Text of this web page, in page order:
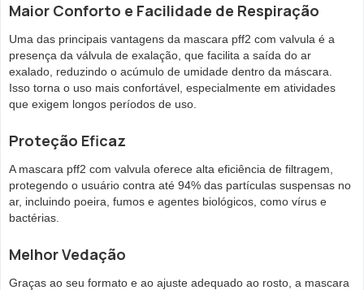
Maior Conforto e Facilidade de Respiração
Uma das principais vantagens da mascara pff2 com valvula é a
presença da válvula de exalação, que facilita a saída do ar
exalado, reduzindo o acúmulo de umidade dentro da máscara.
Isso torna o uso mais confortável, especialmente em atividades
que exigem longos períodos de uso.
Proteção Eficaz
A mascara pff2 com valvula oferece alta eficiência de filtragem,
protegendo o usuário contra até 94% das partículas suspensas no
ar, incluindo poeira, fumos e agentes biológicos, como vírus e
bactérias.
Melhor Vedação
Graças ao seu formato e ao ajuste adequado ao rosto, a mascara